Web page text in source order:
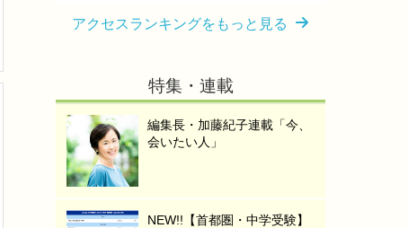
アクセスランキングをもっと見る
特集・連載
編集長・加藤紀子連載「今、
会いたい人」
NEW!!【首都圏・中学受験】